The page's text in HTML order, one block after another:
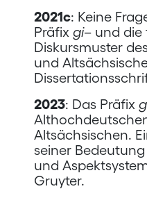
2021c: Keine
Präfix gi– und die
Diskursmuster
und
2023: Das Präfix
Altsächsischen.
seiner
und
Gruyter.